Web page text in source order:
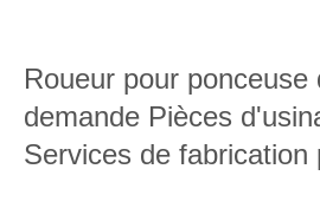
Roueur pour ponceuse
demande Pièces
Services de fabrication